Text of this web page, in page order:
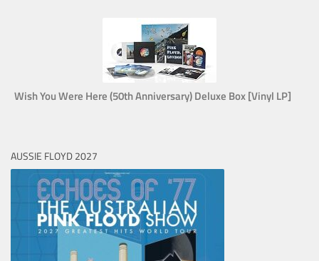
Wish You Were Here (50th Anniversary) Deluxe Box [Vinyl LP]
AUSSIE FLOYD 2027